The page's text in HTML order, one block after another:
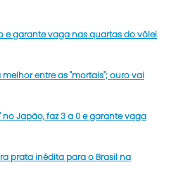
e garante vaga nas quartas do vôlei
melhor entre as "mortais"; ouro vai
no Japão, faz 3 a 0 e garante vaga
prata inédita para o Brasil na